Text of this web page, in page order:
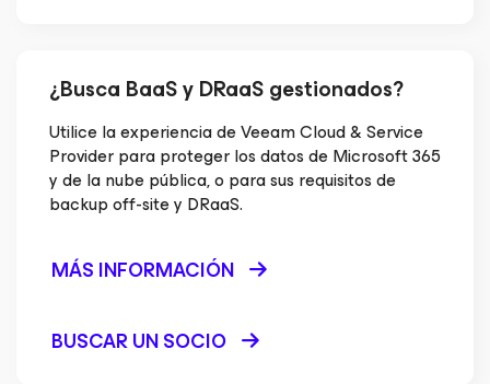
¿Busca BaaS y DRaaS gestionados?
Utilice la experiencia de Veeam Cloud & Service
Provider para proteger los datos de Microsoft 365
y de la nube pública, o para sus requisitos de
backup off-site y DRaaS.
MÁS INFORMACIÓN
BUSCAR UN SOCIO